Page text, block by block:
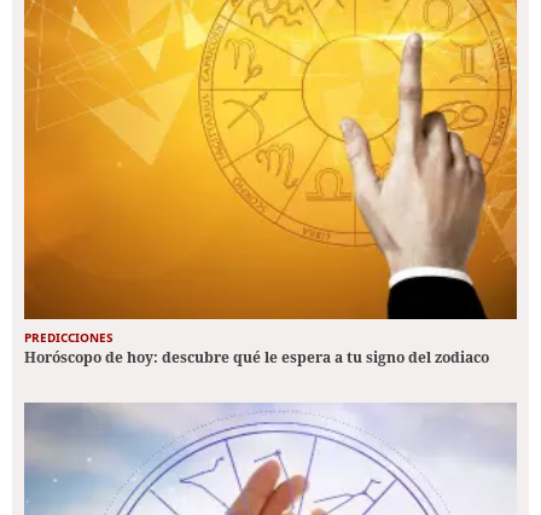
PREDICCIONES
Horóscopo de hoy: descubre qué le espera a tu signo del zodiaco